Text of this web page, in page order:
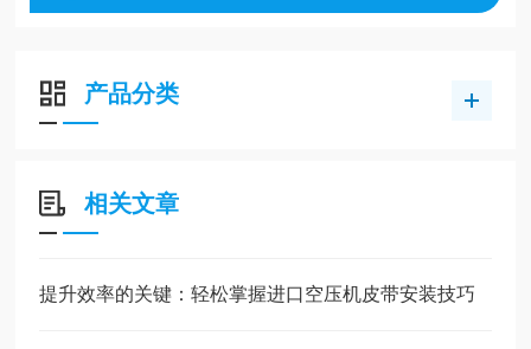
产品分类
相关文章
提升效率的关键：轻松掌握进口空压机皮带安装技巧